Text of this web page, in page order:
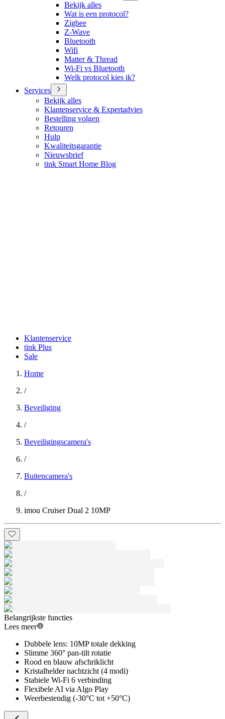
Bekijk alles
Wat is een protocol?
Zigbee
Z-Wave
Bluetooth
Wifi
Matter & Thread
Wi-Fi vs Bluetooth
Welk protocol kies ik?
Services
Bekijk alles
Klantenservice & Expertadvies
Bestelling volgen
Retouren
Hulp
Kwaliteitsgarantie
Nieuwsbrief
tink Smart Home Blog
Klantenservice
tink Plus
Sale
Home
/
Beveiliging
/
Beveiligingscamera's
/
Buitencamera's
/
imou Cruiser Dual 2 10MP
Belangrijkste functies
Lees meer
Dubbele lens: 10MP totale dekking
Slimme 360° pan-tilt rotatie
Rood en blauw afschriklicht
Kristalhelder nachtzicht (4 modi)
Stabiele Wi-Fi 6 verbinding
Flexibele AI via Algo Play
Weerbestendig (-30°C tot +50°C)